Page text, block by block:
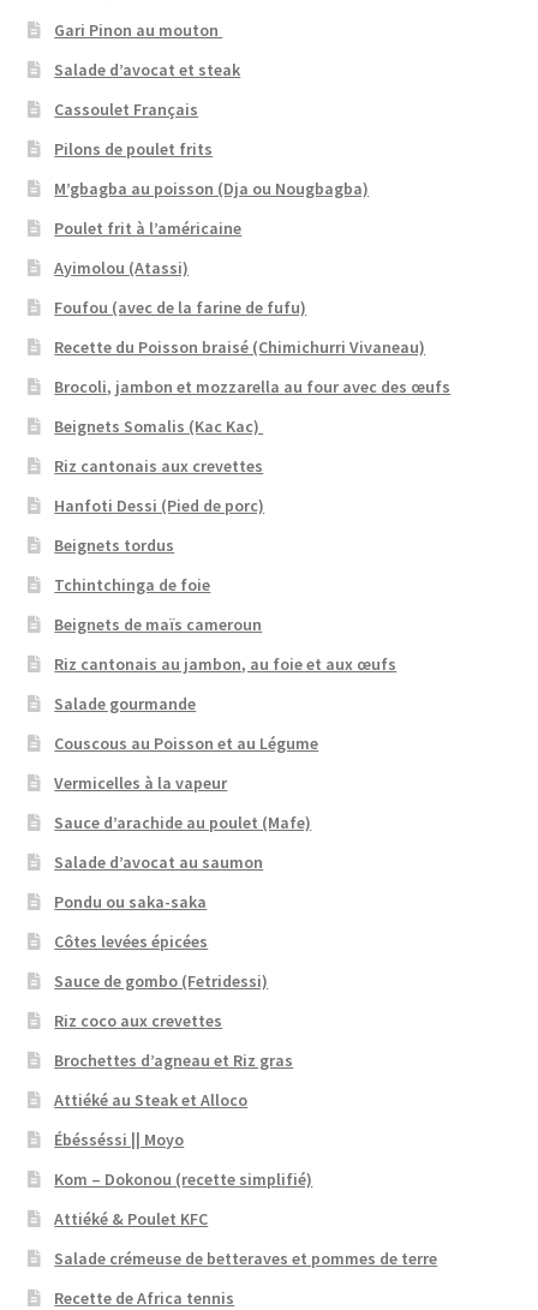
Gari Pinon au mouton
Salade d’avocat et steak
Cassoulet Français
Pilons de poulet frits
M’gbagba au poisson (Dja ou Nougbagba)
Poulet frit à l’américaine
Ayimolou (Atassi)
Foufou (avec de la farine de fufu)
Recette du Poisson braisé (Chimichurri Vivaneau)
Brocoli, jambon et mozzarella au four avec des œufs
Beignets Somalis (Kac Kac)
Riz cantonais aux crevettes
Hanfoti Dessi (Pied de porc)
Beignets tordus
Tchintchinga de foie
Beignets de maïs cameroun
Riz cantonais au jambon, au foie et aux œufs
Salade gourmande
Couscous au Poisson et au Légume
Vermicelles à la vapeur
Sauce d’arachide au poulet (Mafe)
Salade d’avocat au saumon
Pondu ou saka-saka
Côtes levées épicées
Sauce de gombo (Fetridessi)
Riz coco aux crevettes
Brochettes d’agneau et Riz gras
Attiéké au Steak et Alloco
Ébésséssi || Moyo
Kom – Dokonou (recette simplifié)
Attiéké & Poulet KFC
Salade crémeuse de betteraves et pommes de terre
Recette de Africa tennis